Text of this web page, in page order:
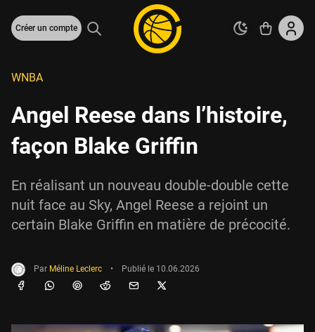
Créer un compte
WNBA
Angel Reese dans l’histoire,
façon Blake Griffin
En réalisant un nouveau double-double cette
nuit face au Sky, Angel Reese a rejoint un
certain Blake Griffin en matière de précocité.
Par Méline Leclerc • Publié le 10.06.2026